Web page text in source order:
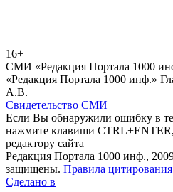
16+
СМИ «Редакция Портала 1000
«Редакция Портала 1000 инф.»
А.В.
Свидетельство СМИ
Если Вы обнаружили ошибку в
нажмите клавиши
редактору сайта
Редакция Портала 1000 инф.,
защищены. Правила цитирования
Сделано в